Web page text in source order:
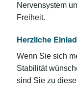
Nervensystem
Freiheit.
Herzliche
Wenn Sie sich
Stabilität
sind Sie zu